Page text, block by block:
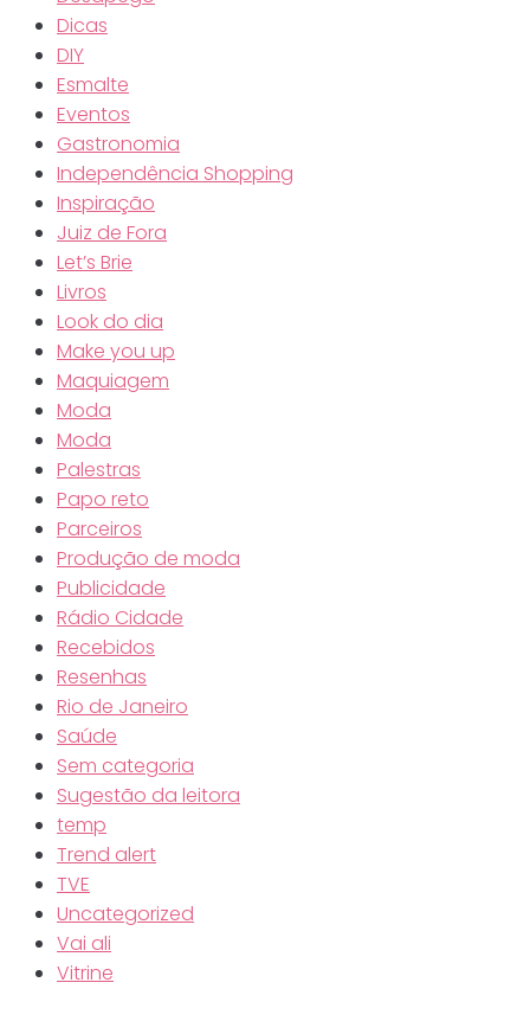
Dicas
DIY
Esmalte
Eventos
Gastronomia
Independência Shopping
Inspiração
Juiz de Fora
Let’s Brie
Livros
Look do dia
Make you up
Maquiagem
Moda
Moda
Palestras
Papo reto
Parceiros
Produção de moda
Publicidade
Rádio Cidade
Recebidos
Resenhas
Rio de Janeiro
Saúde
Sem categoria
Sugestão da leitora
temp
Trend alert
TVE
Uncategorized
Vai ali
Vitrine